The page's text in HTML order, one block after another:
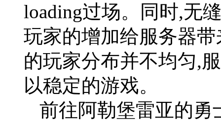
loading过场。同时,无
玩家的增加给服务器
的玩家分布并不均匀,
以稳定的游戏。
前往阿勒堡雷亚的勇